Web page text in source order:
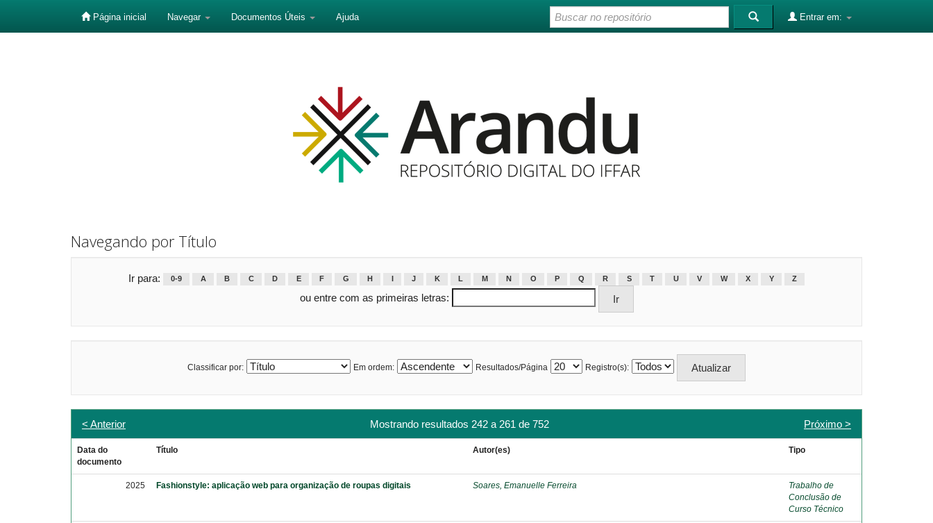
Página inicial Navegar Documentos Úteis Ajuda Entrar em:
Navegando por Título
Ir para: 0-9 A B C D E F G H J K L M N O P Q R S T U V W X Y Z
ou entre com as primeiras letras:
Classificar por: Em ordem: Resultados/Página Registro(s):
Mostrando resultados 242 a 261 de 752
< Anterior Próximo >
Data do
documento
Título Autor(es) Tipo
2025 Fashionstyle: aplicação web para organização de roupas digitais Soares, Emanuelle Ferreira
Trabalho de
Conclusão de
Curso Técnico